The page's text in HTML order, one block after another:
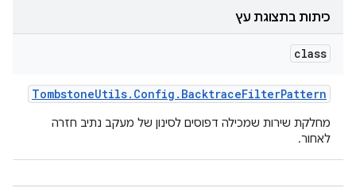
כיתות בתצוגת עץ
class
TombstoneUtils. Config . BacktraceFilterPattern
מחלקת שירות שמכילה דפוסים לסינון של מעקב נתיב חזרה
לאחור.